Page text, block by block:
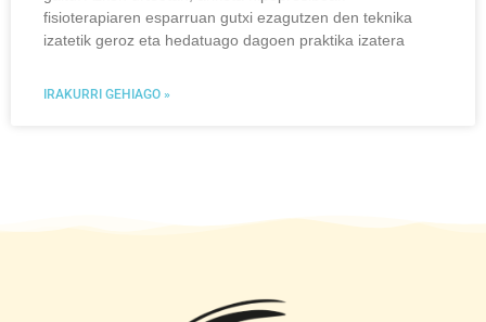
fisioterapiaren esparruan gutxi ezagutzen den teknika
izatetik geroz eta hedatuago dagoen praktika izatera
IRAKURRI GEHIAGO »